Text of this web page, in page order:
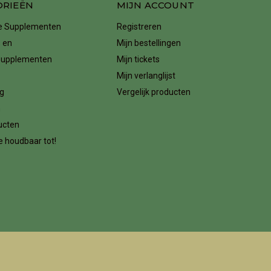
Supplementen
en
houdbaar tot!
MIJN ACCOUNT
Registreren
Mijn bestellingen
Mijn tickets
Mijn verlanglijst
Vergelijk producten